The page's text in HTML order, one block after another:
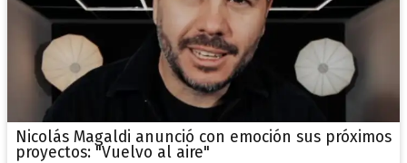
Nicolás Magaldi anunció con emoción sus próximos
proyectos: "Vuelvo al aire"